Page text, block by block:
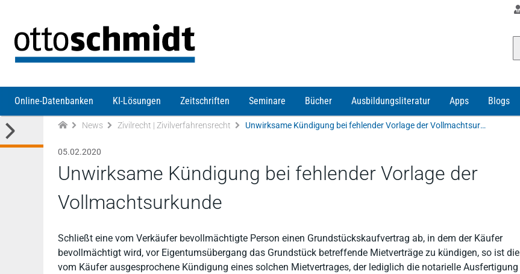
Online-Datenbanken KI-Lösungen Zeitschriften Seminare Bücher Ausbildungsliteratur Apps Blogs
News Zivilrecht | Zivilverfahrensrecht Unwirksame Kündigung bei fehlender Vorlage der Vollmachtsurkunde
05.02.2020
Unwirksame Kündigung bei fehlender Vorlage der
Vollmachtsurkunde
Schließt eine vom Verkäufer bevollmächtigte Person einen Grundstückskaufvertrag ab, in dem der Käufer
bevollmächtigt wird, vor Eigentumsübergang das Grundstück betreffende Mietverträge zu kündigen, so ist die
vom Käufer ausgesprochene Kündigung eines solchen Mietvertrages, der lediglich die notarielle Ausfertigung